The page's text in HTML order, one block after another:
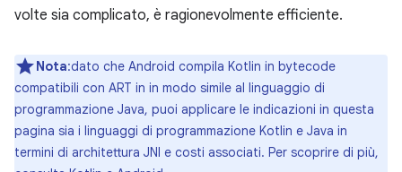
volte sia complicato, è ragionevolmente efficiente.
Nota:dato che Android compila Kotlin in bytecode
compatibili con ART in in modo simile al linguaggio di
programmazione Java, puoi applicare le indicazioni in questa
pagina sia i linguaggi di programmazione Kotlin e Java in
termini di architettura JNI e costi associati. Per scoprire di più,